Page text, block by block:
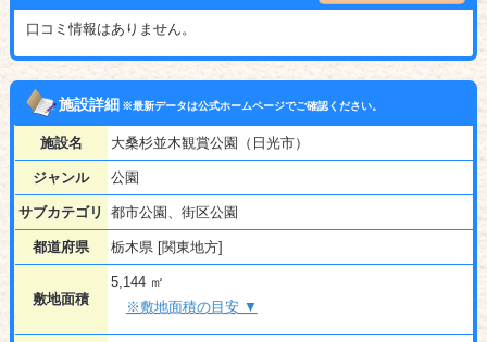
口コミ情報はありません。
施設詳細※最新データは公式ホームページでご確認ください。
施設名 大桑杉並木観賞公園（日光市）
ジャンル 公園
サブカテゴリ 都市公園、街区公園
都道府県 栃木県 [関東地方]
敷地面積
5,144 ㎡
※敷地面積の目安 ▼